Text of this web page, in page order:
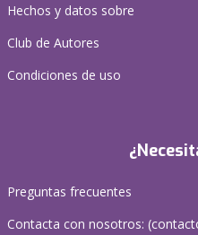
Hechos y datos sobre
Club de Autores
Condiciones de uso
Preguntas frecuentes
Contacta con nosotros: (